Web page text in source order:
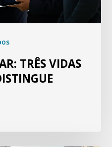
TRÊS VIDAS